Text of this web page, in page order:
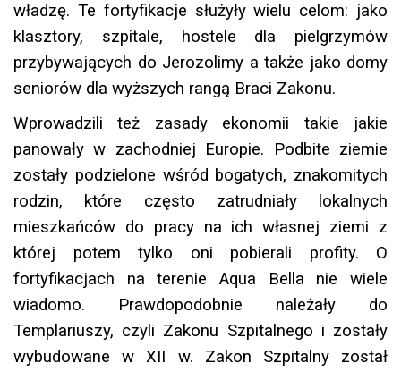
władzę. Te fortyfikacje służyły wielu celom: jako
klasztory, szpitale, hostele dla pielgrzymów
przybywających do Jerozolimy a także jako domy
seniorów dla wyższych rangą Braci Zakonu.
Wprowadzili też zasady ekonomii takie jakie
panowały w zachodniej Europie. Podbite ziemie
zostały podzielone wśród bogatych, znakomitych
rodzin, które często zatrudniały lokalnych
mieszkańców do pracy na ich własnej ziemi z
której potem tylko oni pobierali profity. O
fortyfikacjach na terenie Aqua Bella nie wiele
wiadomo. Prawdopodobnie należały do
Templariuszy, czyli Zakonu Szpitalnego i zostały
wybudowane w XII w. Zakon Szpitalny został